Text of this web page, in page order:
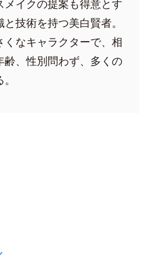
メイクの提案も得意とす
技術を持つ美白賢者。
なキャラクターで、相
齢、性別問わず、多くの